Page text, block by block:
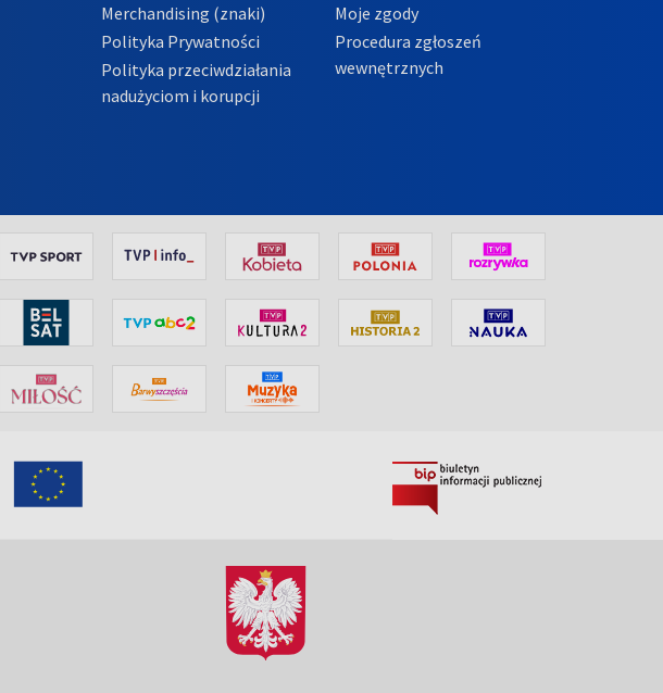
Merchandising (znaki)
Polityka Prywatności
Polityka przeciwdziałania
nadużyciom i korupcji
Moje zgody
Procedura zgłoszeń
wewnętrznych